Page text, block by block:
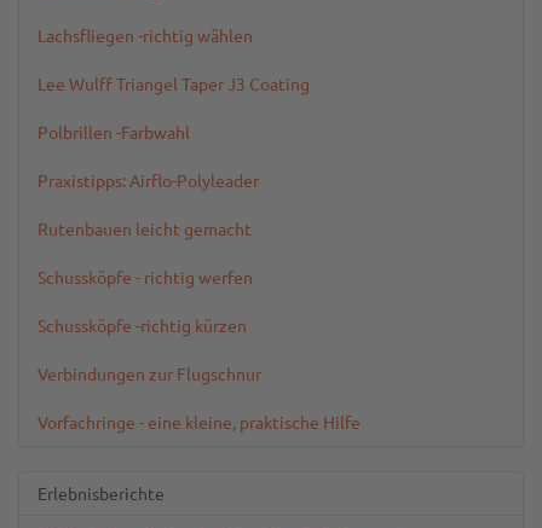
Lachsfliegen -richtig wählen
Lee Wulff Triangel Taper J3 Coating
Polbrillen -Farbwahl
Praxistipps: Airflo-Polyleader
Rutenbauen leicht gemacht
Schussköpfe - richtig werfen
Schussköpfe -richtig kürzen
Verbindungen zur Flugschnur
Vorfachringe - eine kleine, praktische Hilfe
Erlebnisberichte